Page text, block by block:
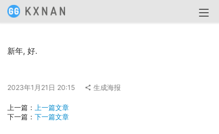
新年, 好.
2023年1月21日 20:15 生成海报
上一篇：
上一篇文章
下一篇： 下一篇文章